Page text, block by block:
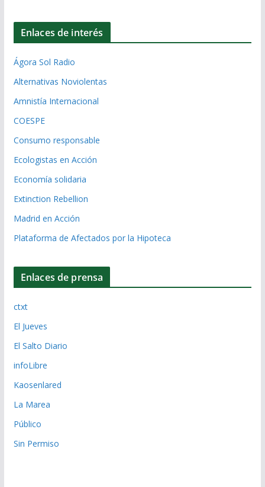
Enlaces de interés
Ágora Sol Radio
Alternativas Noviolentas
Amnistía Internacional
COESPE
Consumo responsable
Ecologistas en Acción
Economía solidaria
Extinction Rebellion
Madrid en Acción
Plataforma de Afectados por la Hipoteca
Enlaces de prensa
ctxt
El Jueves
El Salto Diario
infoLibre
Kaosenlared
La Marea
Público
Sin Permiso